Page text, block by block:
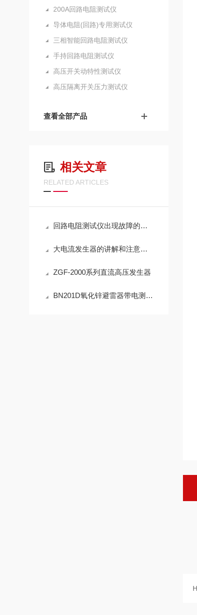
200A回路电阻测试仪
导体电阻(回路)专用测试仪
三相智能回路电阻测试仪
手持回路电阻测试仪
高压开关动特性测试仪
高压隔离开关压力测试仪
查看全部产品
相关文章
RELATED ARTICLES
回路电阻测试仪出现故障的现场解决方法
大电流发生器的讲解和注意要点
ZGF-2000系列直流高压发生器
BN201D氧化锌避雷器带电测试仪产品介绍